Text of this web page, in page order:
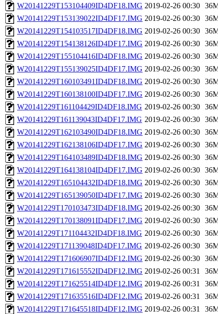
W20141229T153104409ID4DF18.IMG 2019-02-26 00:30
W20141229T153139022ID4DF17.IMG 2019-02-26 00:30
W20141229T154103517ID4DF18.IMG 2019-02-26 00:30
W20141229T154138126ID4DF17.IMG 2019-02-26 00:30
W20141229T155104416ID4DF18.IMG 2019-02-26 00:30
W20141229T155139025ID4DF17.IMG 2019-02-26 00:30
W20141229T160103491ID4DF18.IMG 2019-02-26 00:30
W20141229T160138100ID4DF17.IMG 2019-02-26 00:30
W20141229T161104429ID4DF18.IMG 2019-02-26 00:30
W20141229T161139043ID4DF17.IMG 2019-02-26 00:30
W20141229T162103490ID4DF18.IMG 2019-02-26 00:30
W20141229T162138106ID4DF17.IMG 2019-02-26 00:30
W20141229T164103489ID4DF18.IMG 2019-02-26 00:30
W20141229T164138104ID4DF17.IMG 2019-02-26 00:30
W20141229T165104432ID4DF18.IMG 2019-02-26 00:30
W20141229T165139050ID4DF17.IMG 2019-02-26 00:30
W20141229T170103473ID4DF18.IMG 2019-02-26 00:30
W20141229T170138091ID4DF17.IMG 2019-02-26 00:30
W20141229T171104432ID4DF18.IMG 2019-02-26 00:30
W20141229T171139048ID4DF17.IMG 2019-02-26 00:30
W20141229T171606907ID4DF12.IMG 2019-02-26 00:30
W20141229T171615552ID4DF12.IMG 2019-02-26 00:31
W20141229T171625514ID4DF12.IMG 2019-02-26 00:31
W20141229T171635516ID4DF12.IMG 2019-02-26 00:31
W20141229T171645518ID4DF12.IMG 2019-02-26 00:31